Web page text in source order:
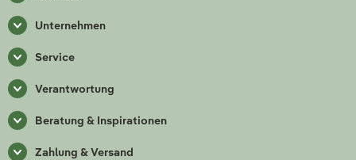
Unternehmen
Service
Verantwortung
Beratung & Inspirationen
Zahlung & Versand